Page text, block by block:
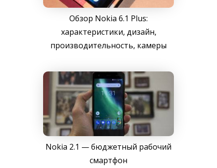
Обзор Nokia 6.1 Plus:
характеристики, дизайн,
производительность, камеры
Nokia 2.1 — бюджетный рабочий
смартфон